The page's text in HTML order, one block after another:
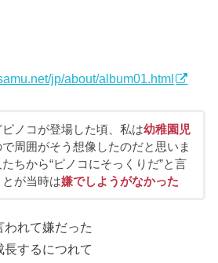
jp/about/album01.html
ノコが登場した頃、私は幼稚園児
周囲がそう想像したのだと思いま
ちから“ピノコにそっくりだ”と言
が当時は嫌でしようがなかった
われて嫌だった
するにつれて